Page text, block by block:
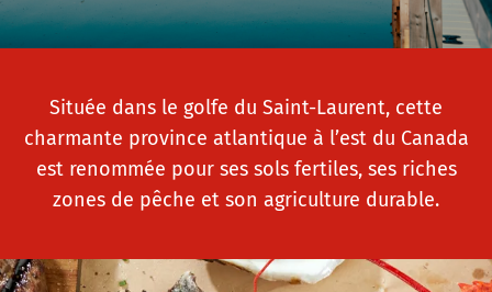
Située dans le golfe du Saint-Laurent, cette
charmante province atlantique à l’est du Canada
est renommée pour ses sols fertiles, ses riches
zones de pêche et son agriculture durable.